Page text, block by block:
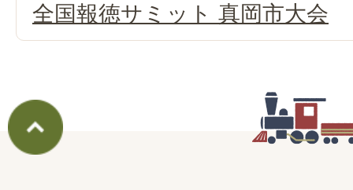
全国報徳サミット 真岡市大会